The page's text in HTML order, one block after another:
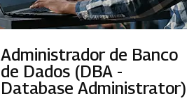
Administrador de Banco
de Dados (DBA -
Database